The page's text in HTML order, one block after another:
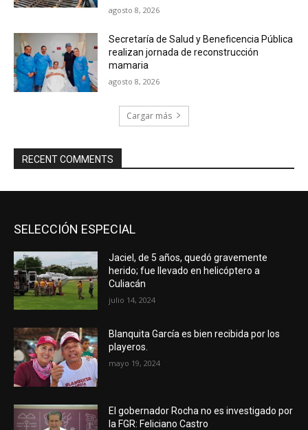
agosto 8, 2026
Secretaría de Salud y Beneficencia Pública
realizan jornada de reconstrucción
mamaria
agosto 8, 2026
Cargar más
RECENT COMMENTS
SELECCIÓN ESPECIAL
Jaciel, de 5 años, quedó gravemente
herido; fue llevado en helicóptero a
Culiacán
julio 14, 2024
Blanquita García es bien recibida por los
playeros.
mayo 19, 2024
El gobernador Rocha no es investigado por
la FGR: Feliciano Castro